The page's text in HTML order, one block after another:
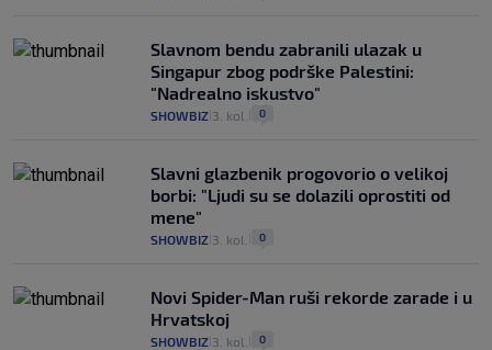
Slavnom bendu zabranili ulazak u
Singapur zbog podrške Palestini:
"Nadrealno iskustvo"
SHOWBIZ 3. kol. 0
Slavni glazbenik progovorio o velikoj
borbi: "Ljudi su se dolazili oprostiti od
mene"
SHOWBIZ 3. kol. 0
Novi Spider-Man ruši rekorde zarade i u
Hrvatskoj
SHOWBIZ 3. kol. 0